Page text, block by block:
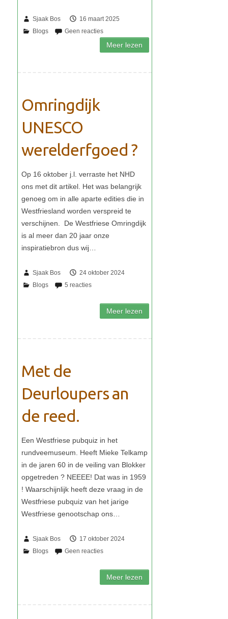
Sjaak Bos 16 maart 2025
Omringdijk
UNESCO
werelderfgoed ?
Sjaak Bos 24 oktober 2024
Met de
Deurloupers an
de reed.
Sjaak Bos 17 oktober 2024